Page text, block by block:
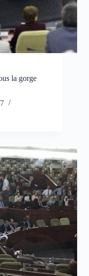
la gorge